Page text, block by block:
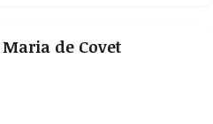
de Covet